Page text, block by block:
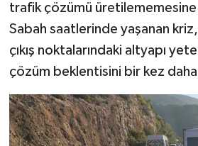
trafik çözümü
Sabah saatlerinde yaşanan
çıkış noktalarındaki altyapı
çözüm beklentisini bir kez